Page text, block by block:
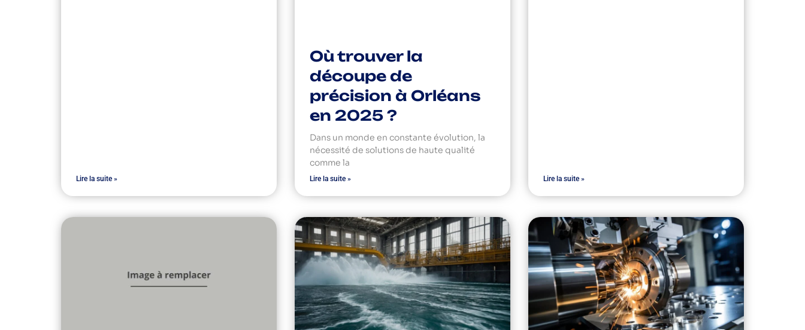
Lire la suite »
Où trouver la
découpe de
précision à Orléans
en 2025 ?
Dans un monde en constante évolution, la
nécessité de solutions de haute qualité
comme la
Lire la suite » Lire la suite »